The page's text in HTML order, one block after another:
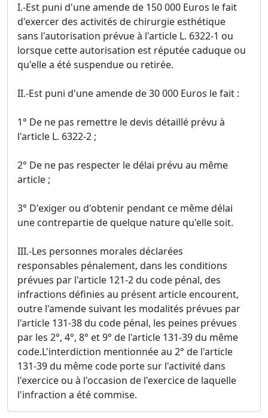
I.-Est puni d'une amende de 150 000 Euros le fait
d'exercer des activités de chirurgie esthétique
sans l'autorisation prévue à l'article L. 6322-1 ou
lorsque cette autorisation est réputée caduque ou
qu'elle a été suspendue ou retirée.
II.-Est puni d'une amende de 30 000 Euros le fait :
1° De ne pas remettre le devis détaillé prévu à
l'article L. 6322-2 ;
2° De ne pas respecter le délai prévu au même
article ;
3° D'exiger ou d'obtenir pendant ce même délai
une contrepartie de quelque nature qu'elle soit.
III.-Les personnes morales déclarées
responsables pénalement, dans les conditions
prévues par l'article 121-2 du code pénal, des
infractions définies au présent article encourent,
outre l'amende suivant les modalités prévues par
l'article 131-38 du code pénal, les peines prévues
par les 2°, 4°, 8° et 9° de l'article 131-39 du même
code.L'interdiction mentionnée au 2° de l'article
131-39 du même code porte sur l'activité dans
l'exercice ou à l'occasion de l'exercice de laquelle
l'infraction a été commise.